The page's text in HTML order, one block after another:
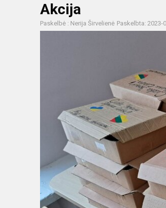
Akcija
Paskelbė : Nerija Širvelienė Paskelbta: 2023-